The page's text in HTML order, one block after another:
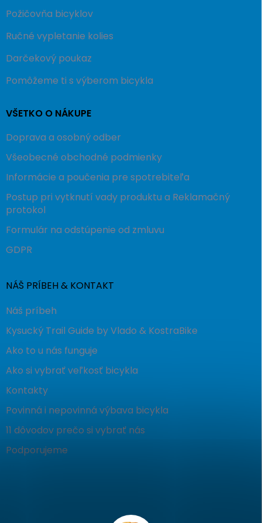
Požičovňa bicyklov
Ručné vypletanie kolies
Darčekový poukaz
Pomôžeme ti s výberom bicykla
VŠETKO O NÁKUPE
Doprava a osobný odber
Všeobecné obchodné podmienky
Informácie a poučenia pre spotrebiteľa
Postup pri vytknutí vady produktu a Reklamačný
protokol
Formulár na odstúpenie od zmluvu
GDPR
NÁŠ PRÍBEH & KONTAKT
Náš príbeh
Kysucký Trail Guide by Vlado & KostraBike
Ako to u nás funguje
Ako si vybrať veľkosť bicykla
Kontakty
Povinná i nepovinná výbava bicykla
11 dôvodov prečo si vybrať nás
Podporujeme